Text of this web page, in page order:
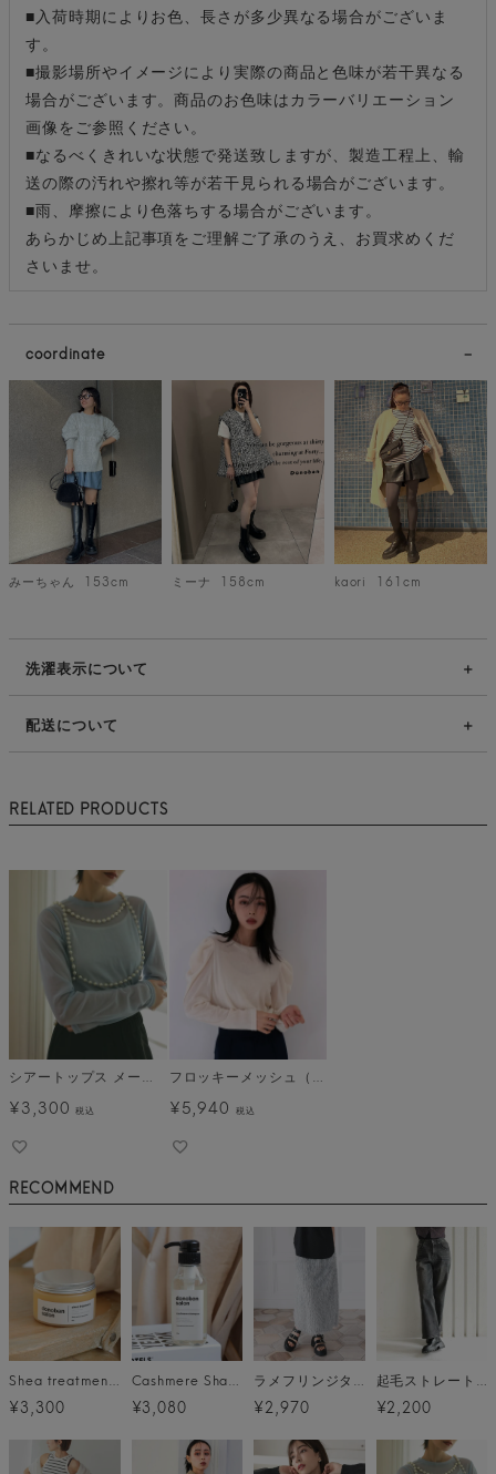
■入荷時期によりお色、長さが多少異なる場合がございま
す。
■撮影場所やイメージにより実際の商品と色味が若干異なる
場合がございます。商品のお色味はカラーバリエーション
画像をご参照ください。
■なるべくきれいな状態で発送致しますが、製造工程上、輸
送の際の汚れや擦れ等が若干見られる場合がございます。
■雨、摩擦により色落ちする場合がございます。
あらかじめ上記事項をご理解ご了承のうえ、お買求めくだ
さいませ。
coordinate
みーちゃん 153cm ミーナ 158cm kaori 161cm
洗濯表示について
配送について
RELATED PRODUCTS
シアートップス メール便
¥3,300 税込
フロッキーメッシュ（ベロア）トップス メール便
¥5,940 税込
RECOMMEND
¥3,300 ¥3,080 ¥2,970 ¥2,200